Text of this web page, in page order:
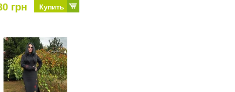
грн Купить